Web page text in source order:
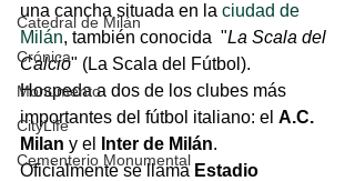
Catedral de Milán
Crónica
Monumento
CityLife
Cementerio Monumental
una cancha situada en la ciudad de
Milán, también conocida  "La Scala del
Calcio" (La Scala del Fútbol).
Hospeda a dos de los clubes más
importantes del fútbol italiano: el A.C.
Milan y el Inter de Milán.
Oficialmente se llama Estadio